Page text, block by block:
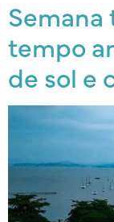
tempo
de sol e